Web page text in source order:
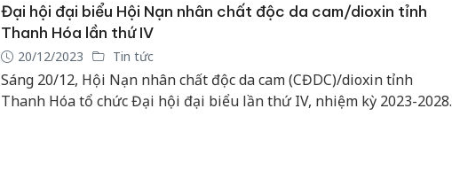
Đại hội đại biểu Hội Nạn nhân chất độc da cam/dioxin tỉnh
Thanh Hóa lần thứ IV
20/12/2023 Tin tức
Sáng 20/12, Hội Nạn nhân chất độc da cam (CĐDC)/dioxin tỉnh
Thanh Hóa tổ chức Đại hội đại biểu lần thứ IV, nhiệm kỳ 2023-2028.